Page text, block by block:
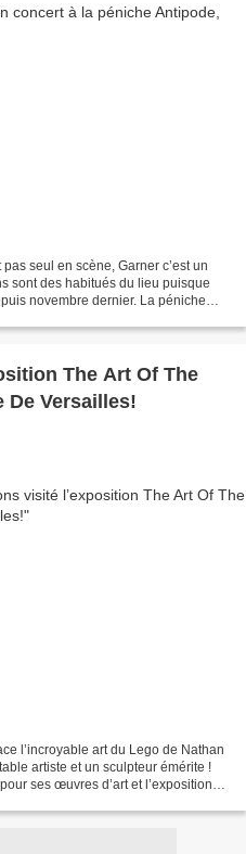
seul en scène, Garner c’est un
sont des habitués du lieu puisque
novembre dernier. La péniche
The Art Of The
De Versailles!
l’incroyable art du Lego de Nathan
artiste et un sculpteur émérite !
ses œuvres d’art et l’exposition